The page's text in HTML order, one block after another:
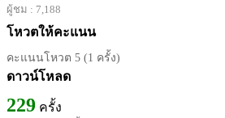
ผู้ชม : 7,188
โหวตให้คะแนน
คะแนนโหวต 5 (1 ครั้ง)
ดาวน์โหลด
229 ครั้ง